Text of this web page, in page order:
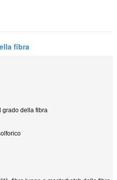
fibra
grado della fibra